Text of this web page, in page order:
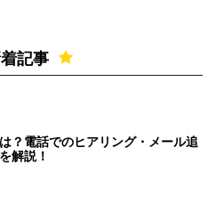
記事
？電話でのヒアリング・メール追
解説！